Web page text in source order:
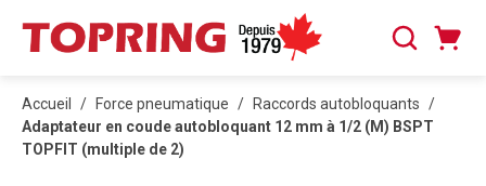
PASSER AU CONTENU PRINCIPAL
Recherche
Accueil / Force pneumatique / Raccords autobloquants /
Adaptateur en coude autobloquant 12 mm à 1/2 (M) BSPT
TOPFIT (multiple de 2)